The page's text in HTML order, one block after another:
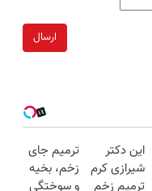
ارسال
این دکتر
شیرازی کرم
ترمیم زخم
ترمیم جای
زخم، بخیه
و سوختگی